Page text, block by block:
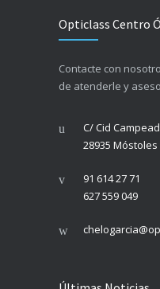
Opticlass Centro
Contacte con
de atenderle y
C/ Cid
28935 Móstoles
91 614 27 71
627 559 049